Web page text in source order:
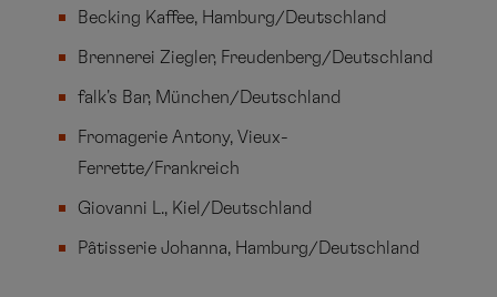
Becking Kaffee, Hamburg/Deutschland
Brennerei Ziegler, Freudenberg/Deutschland
falk's Bar, München/Deutschland
Fromagerie Antony, Vieux-
Ferrette/Frankreich
Giovanni L., Kiel/Deutschland
Pâtisserie Johanna, Hamburg/Deutschland